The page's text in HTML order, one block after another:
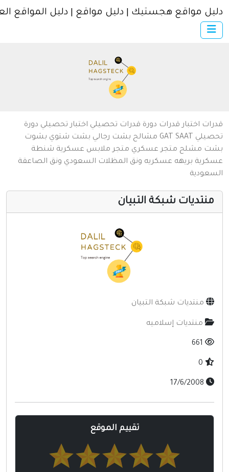
× الرئيسية
اتصل بنا
تسجيل
دخول
سياسة الخصوصية
شروط الاستخدام
مواقع إخباريه
كمبيوتر وبرامج
إنترنت وشبكات
الأسرة والترفيه
مواقع طبيه
مواقع هجستيك | دليل مواقع | دليل المواقع العربية
اختبار قدرات دورة قدرات تحصيلي اختبار تحصيلي دورة
SAAT
GAT مشالح بشت رجالي بشت شتوي بشوت
مشلح متجر عسكري متجر ملابس عسكرية شنطة
بريهه عسكريه ونق المظلات السعودي ونق الصاعقة
شبكة التبيان
منتديات شبكة التبيان
منتديات إسلاميه
تقييم الموقع